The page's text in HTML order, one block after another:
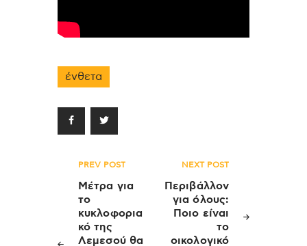
ένθετα
Πλοήγηση
άρθρων
PREV POST
Μέτρα για
το
κυκλοφορια
κό της
Λεμεσού θα
NEXT POST
Περιβάλλον
για όλους:
Ποιο είναι
το
οικολογικό